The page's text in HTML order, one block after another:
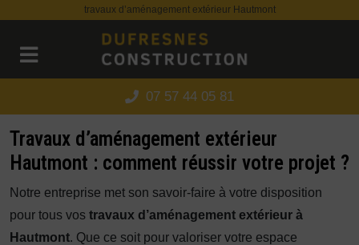
travaux d’aménagement extérieur Hautmont
07 57 44 05 81
Travaux d’aménagement extérieur
Hautmont : comment réussir votre projet ?
Notre entreprise met son savoir-faire à votre disposition
pour tous vos travaux d’aménagement extérieur à
Hautmont. Que ce soit pour valoriser votre espace
Panneau de gestion des cookies